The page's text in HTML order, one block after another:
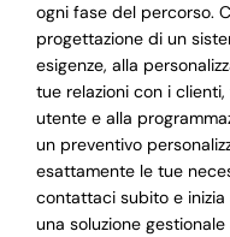
ogni fase del percorso.
progettazione di un
esigenze, alla
tue relazioni con i
utente e alla
un preventivo
esattamente le tue
contattaci subito e
una soluzione gestionale